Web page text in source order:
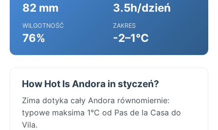
82 mm 3.5h/dzień
WILGOTNOŚĆ
76%
ZAKRES
-2–1°C
How Hot Is Andora in styczeń?
Zima dotyka cały Andora równomiernie:
typowe maksima 1°C od Pas de la Casa do
Vila.